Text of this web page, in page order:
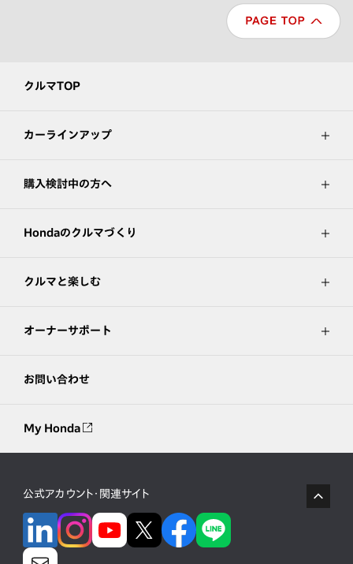
クルマTOP
カーラインアップ
購入検討中の方へ
Hondaのクルマづくり
クルマと楽しむ
オーナーサポート
お問い合わせ
My Honda
公式アカウント・関連サイト